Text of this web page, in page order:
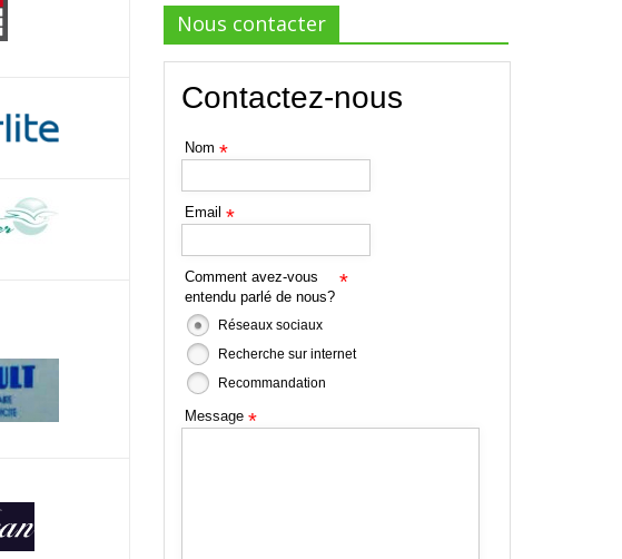
Nous contacter
Contactez-nous
Nom *
Email *
Comment avez-vous
entendu parlé de nous?
*
Réseaux sociaux
Recherche sur internet
Recommandation
Message *